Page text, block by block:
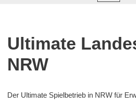
Ultimate
NRW
Der Ultimate Spielbetrieb in NRW für